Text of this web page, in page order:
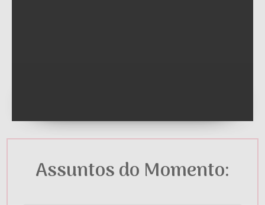
Assuntos do Momento: